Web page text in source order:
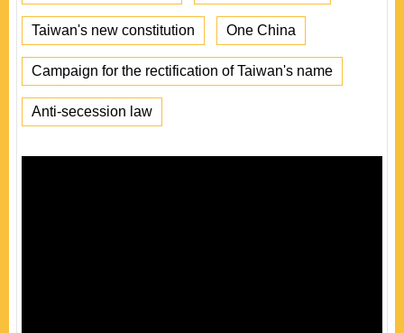
Taiwan's new constitution One China
Campaign for the rectification of Taiwan's name
Anti-secession law